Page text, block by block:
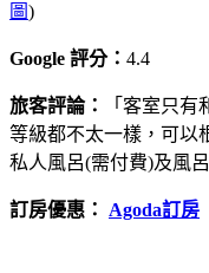
圖)
Google 評分： 4.4
旅客評論：
「客室只
等級都不太一樣，可以
私人風呂(需付費)及風
訂房優惠： Agoda訂房